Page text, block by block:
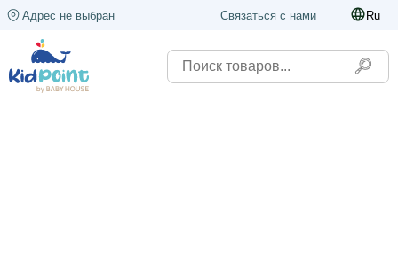
Адрес не выбран Связаться с нами Ru